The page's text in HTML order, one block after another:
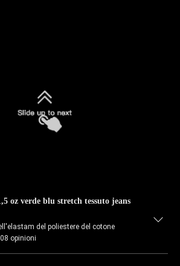
oz verde blu stretch tessuto jeans
del poliestere del cotone
opinioni